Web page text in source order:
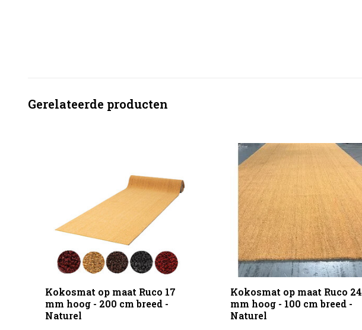
Gerelateerde producten
Kokosmat op maat Ruco 17
mm hoog - 200 cm breed -
Naturel
Kokosmat op maat Ruco 24
mm hoog - 100 cm breed -
Naturel